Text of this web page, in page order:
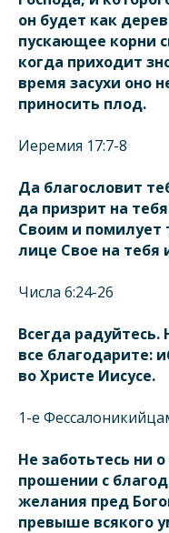
он будет как
пускающее корни
когда приходит
время засухи оно
приносить плод.
Иеремия 17:7-8
Да благословит
да призрит на
Своим и помилует
лице Свое на тебя
Числа 6:24-26
Всегда радуйтесь.
все благодарите:
во Христе Иисусе.
1-е
Не заботьтесь ни
прошении с
желания пред
превыше всякого